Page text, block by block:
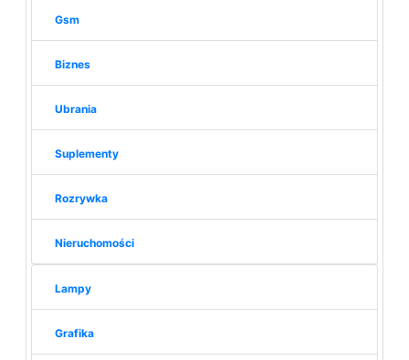
Gsm
Biznes
Ubrania
Suplementy
Rozrywka
Nieruchomości
Lampy
Grafika